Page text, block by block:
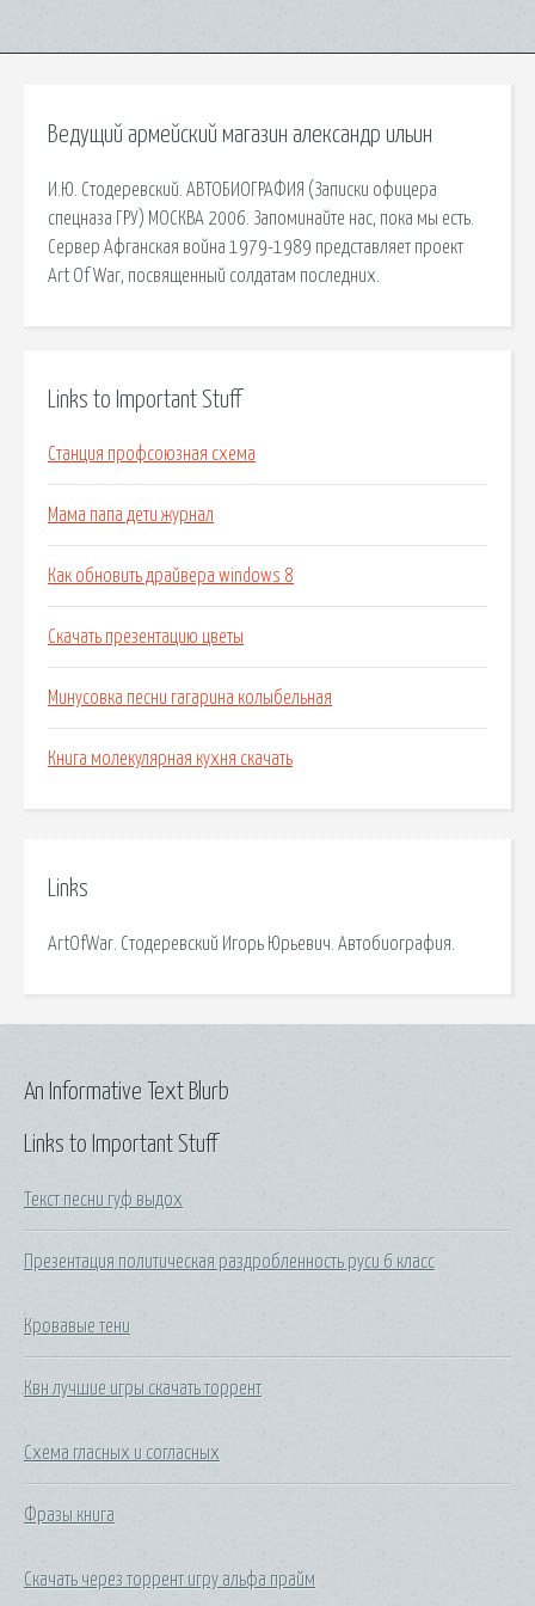
Ведущий армейский магазин александр ильин
И.Ю. Стодеревский. АВТОБИОГРАФИЯ (Записки офицера
спецназа ГРУ) МОСКВА 2006. Запоминайте нас, пока мы есть.
Сервер Афганская война 1979-1989 представляет проект
Art Of War, посвященный солдатам последних.
Links to Important Stuff
Станция профсоюзная схема
Мама папа дети журнал
Как обновить драйвера windows 8
Скачать презентацию цветы
Минусовка песни гагарина колыбельная
Книга молекулярная кухня скачать
Links
ArtOfWar. Стодеревский Игорь Юрьевич. Автобиография.
Links to Important Stuff
Текст песни гуф выдох
Презентация политическая раздробленность руси 6 класс
Кровавые тени
Квн лучшие игры скачать торрент
Схема гласных и согласных
Фразы книга
Скачать через торрент игру альфа прайм
An Informative Text Blurb